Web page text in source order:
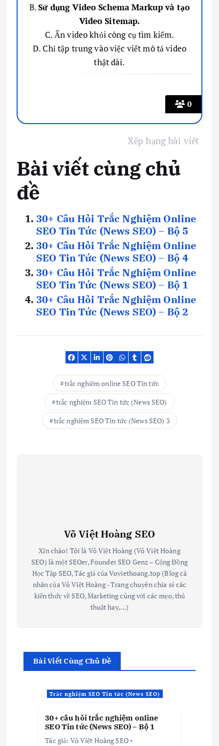
0
B.Sử dụng Video Schema Markup và tạo
Video Sitemap.
C. Ẩn video khỏi công cụ tìm kiếm.
D. Chỉ tập trung vào việc viết mô tả video
thật dài.
Xếp hạng bài viết
Bài viết cùng chủ
đề
30+ Câu Hỏi Trắc Nghiệm Online
SEO Tin Tức (News SEO) – Bộ 5
30+ Câu Hỏi Trắc Nghiệm Online
SEO Tin Tức (News SEO) – Bộ 4
30+ Câu Hỏi Trắc Nghiệm Online
SEO Tin Tức (News SEO) – Bộ 1
30+ Câu Hỏi Trắc Nghiệm Online
SEO Tin Tức (News SEO) – Bộ 2
trắc nghiệm online SEO Tin tức
trắc nghiệm SEO Tin tức (News SEO)
trắc nghiệm SEO Tin tức (News SEO) 3
Võ Việt Hoàng SEO
Xin chào! Tôi là Võ Việt Hoàng (Võ Việt Hoàng
SEO) là một SEOer, Founder SEO Genz – Cộng Đồng
Học Tập SEO, Tác giả của Voviethoang.top (Blog cá
nhân của Võ Việt Hoàng - Trang chuyên chia sẻ các
kiến thức về SEO, Marketing cùng với các mẹo, thủ
thuật hay,...)
Bài Viết Cùng Chủ Đề
Trắc nghiệm SEO Tin tức (News SEO)
30+ câu hỏi trắc nghiệm online
SEO Tin tức (News SEO) – Bộ 1
Tác giả: Võ Việt Hoàng SEO